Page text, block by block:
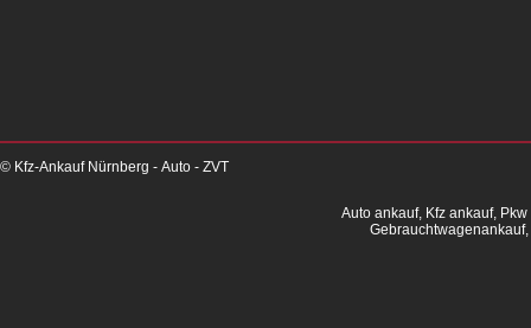
© Kfz-Ankauf Nürnberg - Auto - ZVT
Auto ankauf, Kfz ankauf,